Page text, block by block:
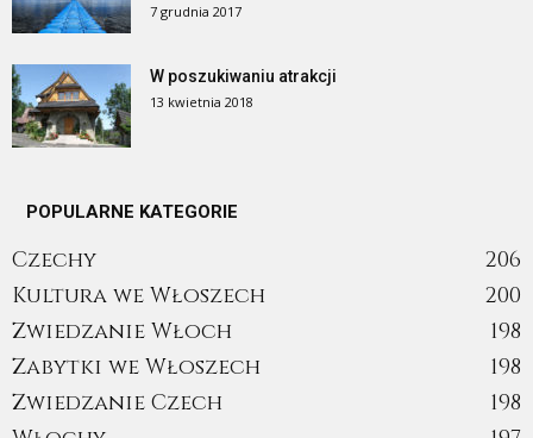
7 grudnia 2017
W poszukiwaniu atrakcji
13 kwietnia 2018
POPULARNE KATEGORIE
Czechy
206
Kultura we Włoszech
200
Zwiedzanie Włoch
198
Zabytki we Włoszech
198
Zwiedzanie Czech
198